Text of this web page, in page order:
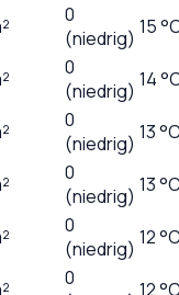
0
(niedrig) 15
0
(niedrig) 14
0
(niedrig) 13
0
(niedrig) 13
0
(niedrig) 12
0
12